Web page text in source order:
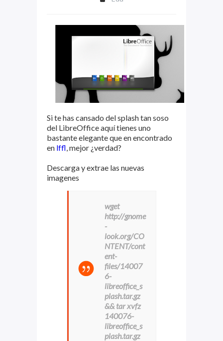
Si te has cansado del splash tan soso
del LibreOffice aquí tienes uno
bastante elegante que en encontrado
en lffl, mejor ¿verdad?
Descarga y extrae las nuevas
imagenes
wget
http://gnome
-
look.org/CO
NTENT/cont
ent-
files/14007
6-
libreoffice_s
plash.tar.gz
&& tar xvfz
140076-
libreoffice_s
plash.tar.gz